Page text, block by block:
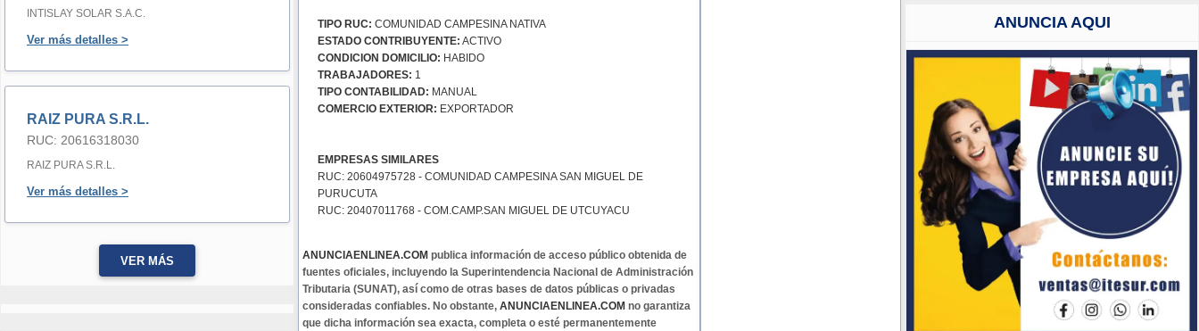
INTISLAY SOLAR S.A.C.
Ver más detalles >
RAIZ PURA S.R.L.
RUC: 20616318030
RAIZ PURA S.R.L.
Ver más detalles >
VER MÁS
TIPO RUC: COMUNIDAD CAMPESINA NATIVA
ESTADO CONTRIBUYENTE: ACTIVO
CONDICION DOMICILIO: HABIDO
TRABAJADORES: 1
TIPO CONTABILIDAD: MANUAL
COMERCIO EXTERIOR: EXPORTADOR
EMPRESAS SIMILARES
RUC: 20604975728 - COMUNIDAD CAMPESINA SAN MIGUEL DE
PURUCUTA
RUC: 20407011768 - COM.CAMP.SAN MIGUEL DE UTCUYACU
ANUNCIAENLINEA.COM publica información de acceso público obtenida de
fuentes oficiales, incluyendo la Superintendencia Nacional de Administración
Tributaria (SUNAT), así como de otras bases de datos públicas o privadas
consideradas confiables. No obstante, ANUNCIAENLINEA.COM no garantiza
que dicha información sea exacta, completa o esté permanentemente
ANUNCIA AQUI